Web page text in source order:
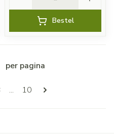
Bestel
Pagina's pagina
... Pagina
10
per pagina